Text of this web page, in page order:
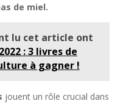
de miel.
lu cet article ont
: 3 livres de
à gagner !
jouent un rôle crucial dans